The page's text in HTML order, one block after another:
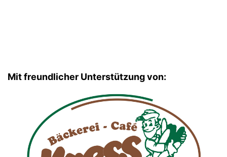
Mit freundlicher Unterstützung von: